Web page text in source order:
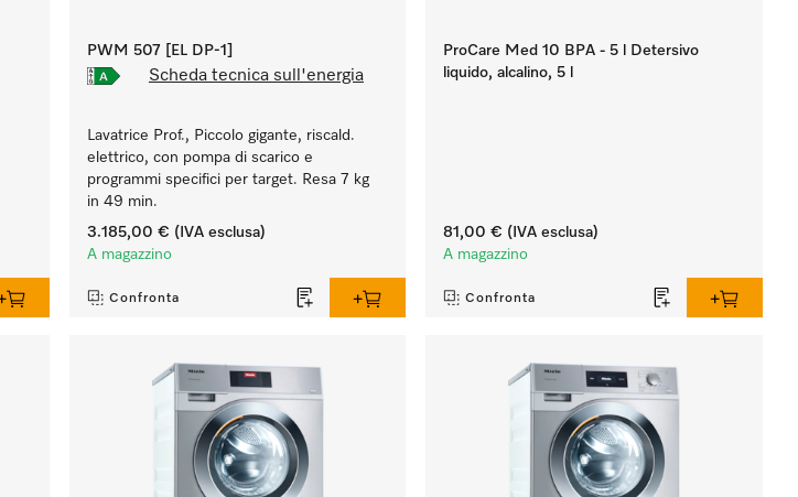
PWM 507 [EL DP-1]
Scheda tecnica sull'energia
Lavatrice Prof., Piccolo gigante, riscald.
elettrico, con pompa di scarico e
programmi specifici per target. Resa 7 kg
in 49 min.
3.185,00 € (IVA esclusa)
A magazzino
Confronta
ProCare Med 10 BPA - 5 l Detersivo
liquido, alcalino, 5 l
81,00 € (IVA esclusa)
A magazzino
Confronta